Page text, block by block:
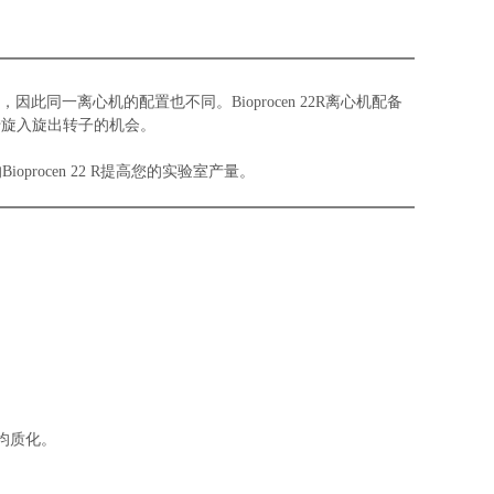
因此同一离心机的配置也不同。 Bioprocen 22R离心机配备
入旋出转子的机会。
Bioprocen 22 R提高您的实验室产量。
化。